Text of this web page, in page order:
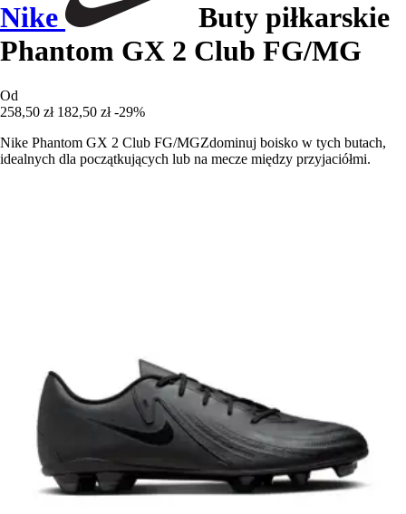
Nike
Buty piłkarskie
Phantom GX 2 Club FG/MG
Od
258,50 zł 182,50 zł -29%
Nike Phantom GX 2 Club FG/MGZdominuj boisko w tych butach,
idealnych dla początkujących lub na mecze między przyjaciółmi.